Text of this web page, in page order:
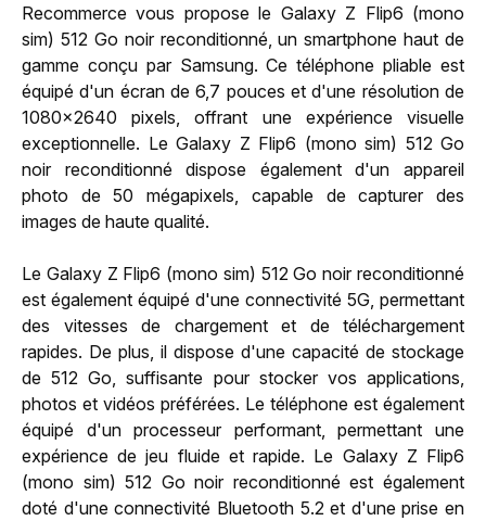
Recommerce vous propose le Galaxy Z Flip6 (mono
sim) 512 Go noir reconditionné, un smartphone haut de
gamme conçu par Samsung. Ce téléphone pliable est
équipé d'un écran de 6,7 pouces et d'une résolution de
1080x2640 pixels, offrant une expérience visuelle
exceptionnelle. Le Galaxy Z Flip6 (mono sim) 512 Go
noir reconditionné dispose également d'un appareil
photo de 50 mégapixels, capable de capturer des
images de haute qualité.
Le Galaxy Z Flip6 (mono sim) 512 Go noir reconditionné
est également équipé d'une connectivité 5G, permettant
des vitesses de chargement et de téléchargement
rapides. De plus, il dispose d'une capacité de stockage
de 512 Go, suffisante pour stocker vos applications,
photos et vidéos préférées. Le téléphone est également
équipé d'un processeur performant, permettant une
expérience de jeu fluide et rapide. Le Galaxy Z Flip6
(mono sim) 512 Go noir reconditionné est également
doté d'une connectivité Bluetooth 5.2 et d'une prise en